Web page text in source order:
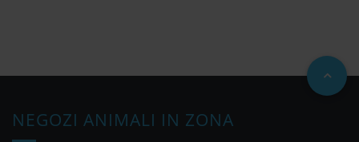
NEGOZI ANIMALI IN ZONA